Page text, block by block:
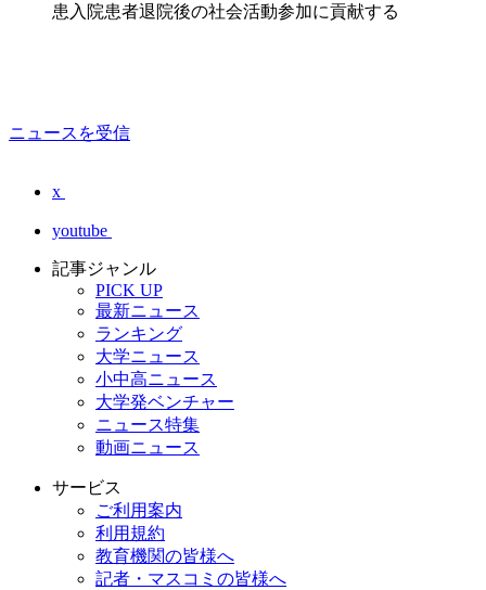
患入院患者退院後の社会活動参加に貢献する
ニュースを受信
x
youtube
記事ジャンル
PICK UP
最新ニュース
ランキング
大学ニュース
小中高ニュース
大学発ベンチャー
ニュース特集
動画ニュース
サービス
ご利用案内
利用規約
教育機関の皆様へ
記者・マスコミの皆様へ